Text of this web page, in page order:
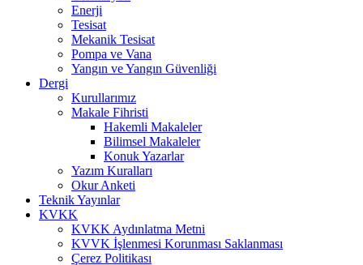
Enerji
Tesisat
Mekanik Tesisat
Pompa ve Vana
Yangın ve Yangın Güvenliği
Dergi
Kurullarımız
Makale Fihristi
Hakemli Makaleler
Bilimsel Makaleler
Konuk Yazarlar
Yazım Kuralları
Okur Anketi
Teknik Yayınlar
KVKK
KVKK Aydınlatma Metni
KVVK İşlenmesi Korunması Saklanması
Çerez Politikası